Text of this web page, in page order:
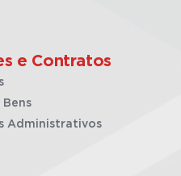
e Contratos
Bens
Administrativos